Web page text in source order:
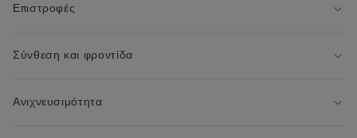
Επιστροφές
Σύνθεση και φροντίδα
Ανιχνευσιμότητα